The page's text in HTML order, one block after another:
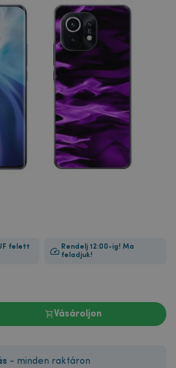
felett
Rendelj 12:00-ig! Ma
feladjuk!
Vásároljon
- minden raktáron